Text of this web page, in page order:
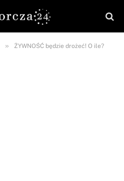
» ŻYWNOŚĆ będzie drożeć! O ile?